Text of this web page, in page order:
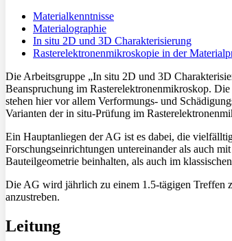
Materialkenntnisse
Materialographie
In situ 2D und 3D Charakterisierung
Rasterelektronenmikroskopie in der
Die Arbeitsgruppe „In situ 2D und 3D
Beanspruchung im Rasterelektronenmikroskop.
stehen hier vor allem Verformungs- und
Varianten der in situ-Prüfung im
Ein Hauptanliegen der AG ist es dabei, die
Forschungseinrichtungen untereinander als auch
Bauteilgeometrie beinhalten, als auch im
Die AG wird jährlich zu einem 1.5-tägigen Treffen
anzustreben.
Leitung